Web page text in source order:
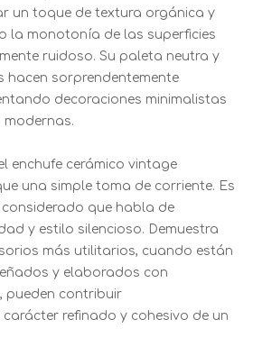
un toque de textura orgánica y
la monotonía de las superficies
ruidoso. Su paleta neutra y
hacen sorprendentemente
decoraciones minimalistas
enchufe cerámico vintage
una simple toma de corriente. Es
que habla de
y estilo silencioso. Demuestra
más utilitarios, cuando están
y elaborados con
pueden contribuir
refinado y cohesivo de un